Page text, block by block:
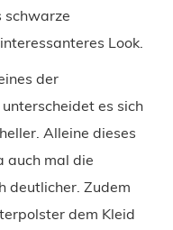
schwarze
Look.
der
es sich
Alleine dieses
auch mal die
deutlicher. Zudem
dem Kleid